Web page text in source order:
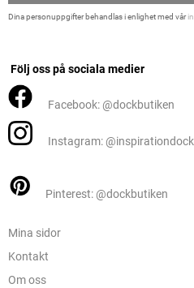
Dina personuppgifter behandlas i enlighet med vår
Följ oss på sociala medier
Facebook: @dockbutiken
Instagram:
Pinterest: @dockbutiken
Mina sidor
Kontakt
Om oss